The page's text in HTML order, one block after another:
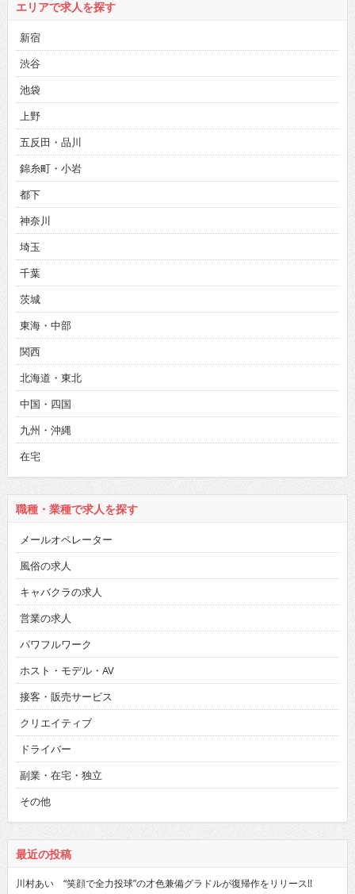
エリアで求人を探す
新宿
渋谷
池袋
上野
五反田・品川
錦糸町・小岩
都下
神奈川
埼玉
千葉
茨城
東海・中部
関西
北海道・東北
中国・四国
九州・沖縄
在宅
職種・業種で求人を探す
メールオペレーター
風俗の求人
キャバクラの求人
営業の求人
パワフルワーク
ホスト・モデル・AV
接客・販売サービス
クリエイティブ
ドライバー
副業・在宅・独立
その他
最近の投稿
川村あい “笑顔で全力投球”の才色兼備グラドルが復帰作をリリース!!